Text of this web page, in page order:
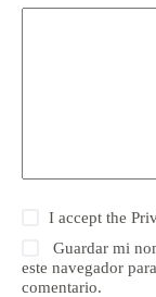
I accept the
Guardar mi
este navegador
comentario.